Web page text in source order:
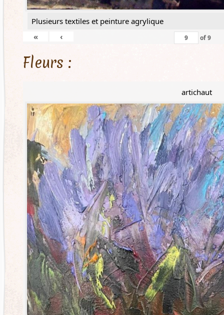
Plusieurs textiles et peinture agrylique
«
‹ of9
Fleurs :
artichaut